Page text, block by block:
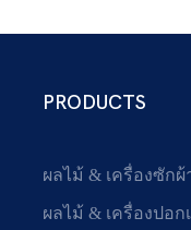
PRODUCTS
ผลไม้ & เครื่องซักผ้
ผลไม้ & เครื่องปอก